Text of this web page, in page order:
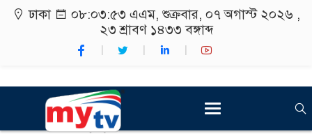
ঢাকা ০৮:০৩:৫৪ এএম, শুক্রবার, ০৭ অগাস্ট ২০২৬ ,
২৩ শ্রাবণ ১৪৩৩ বঙ্গাব্দ